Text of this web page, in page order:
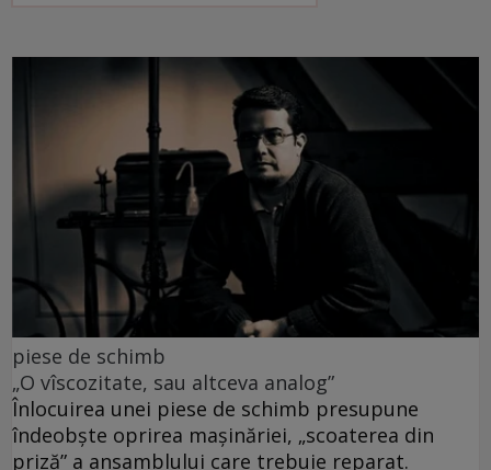
piese de schimb
„O vîscozitate, sau altceva analog”
Înlocuirea unei piese de schimb presupune
îndeobște oprirea mașinăriei, „scoaterea din
priză” a ansamblului care trebuie reparat.